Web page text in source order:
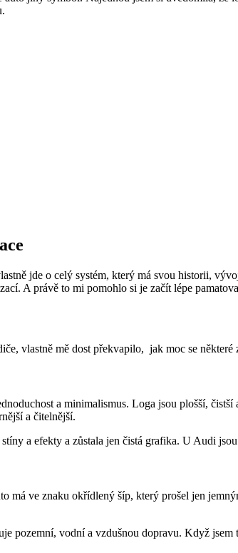
jde o celý systém, který má svou historii,
A právě to mi pomohlo si je začít lépe
vlastně mě dost překvapilo, jak moc se některé
a minimalismus. Loga jsou plošší,
a čitelnější.
a efekty a zůstala jen čistá grafika. U Audi
má ve znaku okřídlený šíp, který prošel jen
pozemní, vodní a vzdušnou dopravu. Když